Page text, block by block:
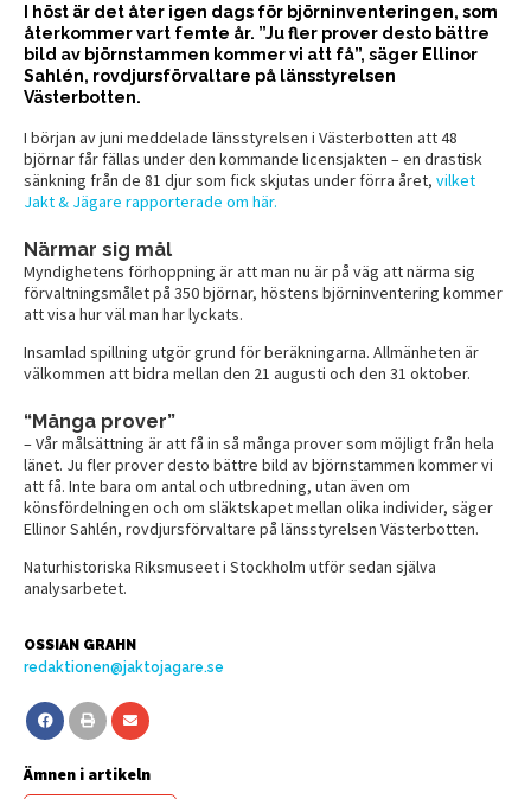
I höst är det åter igen dags för björninventeringen, som
återkommer vart femte år. ”Ju fler prover desto bättre
bild av björnstammen kommer vi att få”, säger Ellinor
Sahlén, rovdjursförvaltare på länsstyrelsen
Västerbotten.
I början av juni meddelade länsstyrelsen i Västerbotten att 48
björnar får fällas under den kommande licensjakten – en drastisk
sänkning från de 81 djur som fick skjutas under förra året, vilket
Jakt & Jägare rapporterade om här.
Närmar sig mål
Myndighetens förhoppning är att man nu är på väg att närma sig
förvaltningsmålet på 350 björnar, höstens björninventering kommer
att visa hur väl man har lyckats.
Insamlad spillning utgör grund för beräkningarna. Allmänheten är
välkommen att bidra mellan den 21 augusti och den 31 oktober.
“Många prover”
– Vår målsättning är att få in så många prover som möjligt från hela
länet. Ju fler prover desto bättre bild av björnstammen kommer vi
att få. Inte bara om antal och utbredning, utan även om
könsfördelningen och om släktskapet mellan olika individer, säger
Ellinor Sahlén, rovdjursförvaltare på länsstyrelsen Västerbotten.
Naturhistoriska Riksmuseet i Stockholm utför sedan själva
analysarbetet.
OSSIAN GRAHN
redaktionen@jaktojagare.se
Ämnen i artikeln